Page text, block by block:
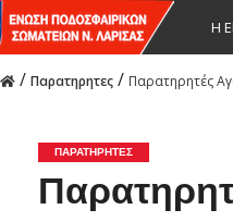
Η
/ Παρατηρητες / Παρατηρητές
ΠΑΡΑΤΗΡΗΤΕΣ